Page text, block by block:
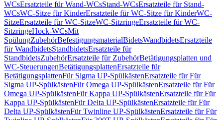
WCsErsatzteile für Wand-WCsStand-WCsErsatzteile für Stand-
WCsWC-Sitze für KinderErsatzteile für WC-Sitze für KinderWC-
SitzeErsatzteile für WC-SitzeWC-SitzringeErsatzteile für WC-
SitzringeHock-WCsMit
SpülungZubehörBefestigungsmaterialBidetsWandbidetsErsatzteile
für WandbidetsStandbidetsErsatzteile für
StandbidetsZubehörErsatzteile für ZubehörBetätigungsplatten und
WC-SteuerungenBetätigungsplattenErsatzteile für
BetätigungsplattenFür Sigma UP-SpülkästenErsatzteile für Für
Sigma UP-SpülkästenFür Omega UP-SpülkästenErsatzteile für Für
Omega UP-SpülkästenFür Kappa UP-SpülkästenErsatzteile für Für
Kappa UP-SpülkästenFür Delta UP-SpülkästenErsatzteile für Für
Delta UP-SpülkästenFür Twinline UP-SpülkästenErsatzteile für Für